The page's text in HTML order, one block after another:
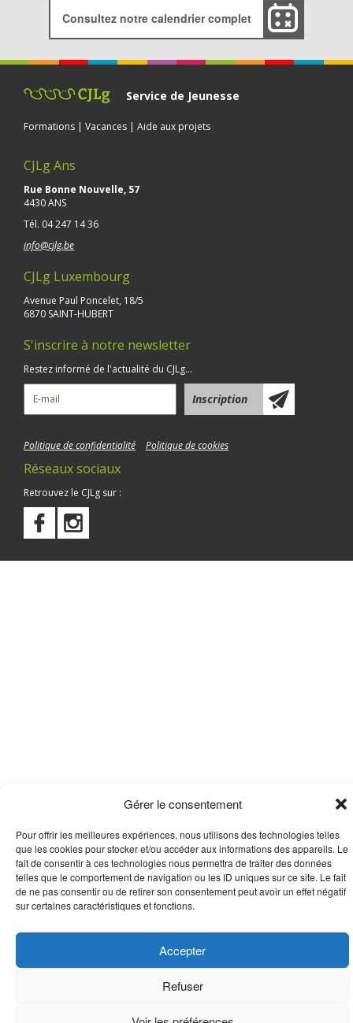
Gérer le consentement
Pour offrir les meilleures expériences, nous utilisons des technologies telles
que les cookies pour stocker et/ou accéder aux informations des appareils. Le
fait de consentir à ces technologies nous permettra de traiter des données
telles que le comportement de navigation ou les ID uniques sur ce site. Le fait
de ne pas consentir ou de retirer son consentement peut avoir un effet négatif
sur certaines caractéristiques et fonctions.
Accepter
Refuser
Consultez notre calendrier complet
Service de Jeunesse
Formations | Vacances | Aide aux projets
CJLg Ans
Rue Bonne Nouvelle, 57
4430 ANS
Tél. 04 247 14 36
info@cjlg.be
CJLg Luxembourg
Avenue Paul Poncelet, 18/5
6870 SAINT-HUBERT
S'inscrire à notre newsletter
Restez informé de l'actualité du CJLg...
Politique de confidentialité Politique de cookies
Réseaux sociaux
Retrouvez le CJLg sur :